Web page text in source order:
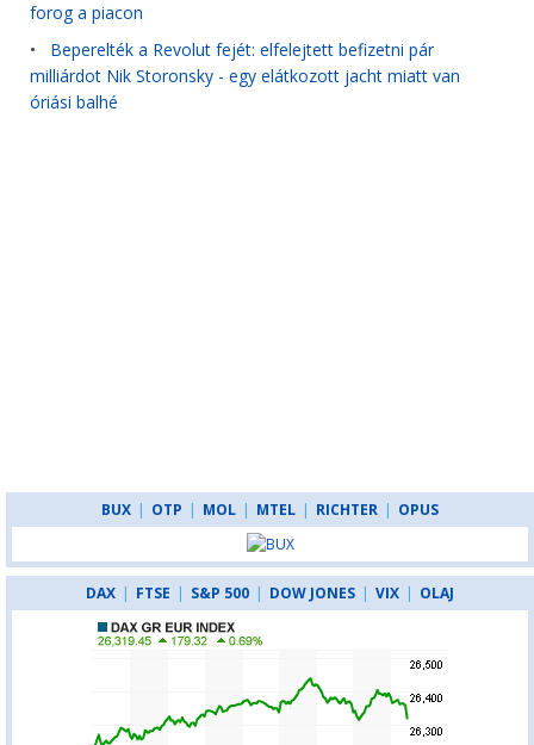
forog a piacon
• Beperelték a Revolut fejét: elfelejtett befizetni pár
milliárdot Nik Storonsky - egy elátkozott jacht miatt van
óriási balhé
BUX | OTP | MOL | MTEL | RICHTER | OPUS
DAX | FTSE | S&P 500 | DOW JONES | VIX | OLAJ